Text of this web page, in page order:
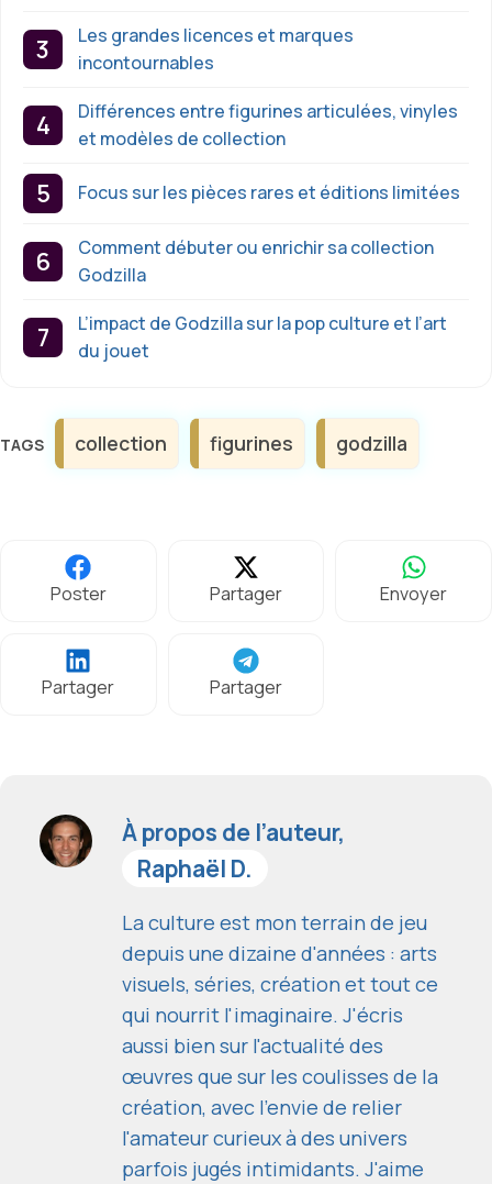
Les grandes licences et marques
incontournables
Différences entre figurines articulées, vinyles
et modèles de collection
Focus sur les pièces rares et éditions limitées
Comment débuter ou enrichir sa collection
Godzilla
L’impact de Godzilla sur la pop culture et l’art
du jouet
Étiquettes
collection figurines godzilla
Poster Partager Envoyer
Partager Partager
À propos de l’auteur,
Raphaël D.
La culture est mon terrain de jeu
depuis une dizaine d'années : arts
visuels, séries, création et tout ce
qui nourrit l'imaginaire. J'écris
aussi bien sur l'actualité des
œuvres que sur les coulisses de la
création, avec l'envie de relier
l'amateur curieux à des univers
parfois jugés intimidants. J'aime